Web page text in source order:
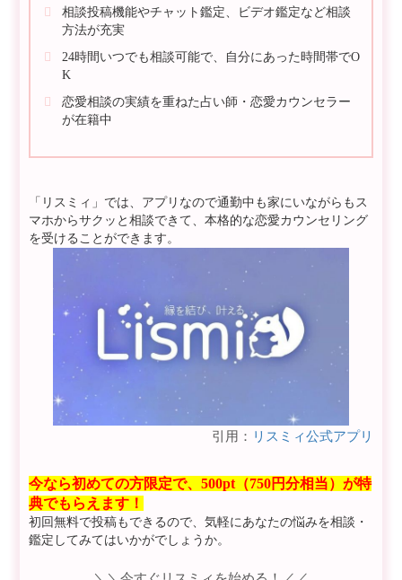
相談投稿機能やチャット鑑定、ビデオ鑑定など相談
方法が充実
24時間いつでも相談可能で、自分にあった時間帯でO
K
恋愛相談の実績を重ねた占い師・恋愛カウンセラー
が在籍中
「リスミィ」では、アプリなので通勤中も家にいながらもス
マホからサクッと相談できて、本格的な恋愛カウンセリング
を受けることができます。
引用： リスミィ公式アプリ
今なら初めての方限定で、500pt（750円分相当）が特
典でもらえます！
初回無料で投稿もできるので、気軽にあなたの悩みを相談・
鑑定してみてはいかがでしょうか。